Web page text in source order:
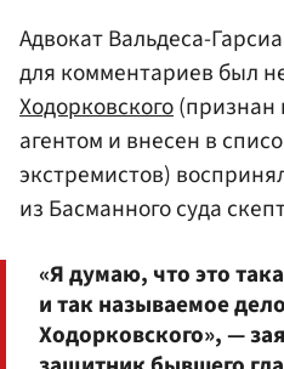
Адвокат Вальдеса-Гарсиа
для комментариев был
Ходорковского
агентом и внесен в
экстремистов)
из Басманного суда
«Я думаю, что это
и так называемое
Ходорковского», —